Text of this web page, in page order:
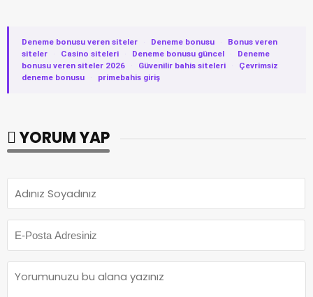
Deneme bonusu veren siteler · Deneme bonusu ·
Bonus veren
siteler
· Casino siteleri · Deneme bonusu güncel ·
Deneme
bonusu veren siteler 2026
· Güvenilir bahis siteleri ·
Çevrimsiz
deneme bonusu
· primebahis giriş
YORUM YAP